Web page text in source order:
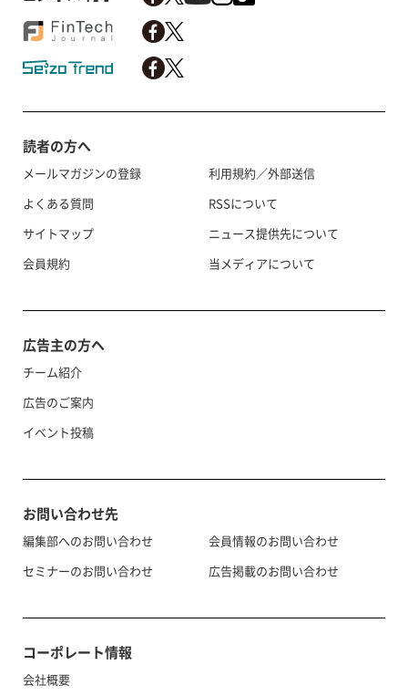
読者の方へ
メールマガジンの登録
よくある質問
サイトマップ
会員規約
利用規約／外部送信
RSSについて
ニュース提供先について
当メディアについて
広告主の方へ
チーム紹介
広告のご案内
イベント投稿
お問い合わせ先
編集部へのお問い合わせ
セミナーのお問い合わせ
会員情報のお問い合わせ
広告掲載のお問い合わせ
コーポレート情報
会社概要